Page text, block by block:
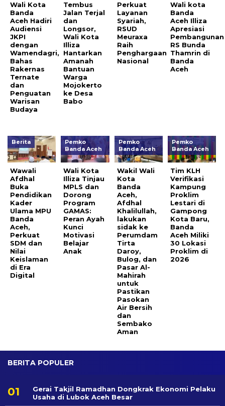
Wali Kota
Banda
Aceh Hadiri
Audiensi
JKPI
dengan
Wamendagri,
Bahas
Rakernas
Ternate
dan
Penguatan
Warisan
Budaya
Tembus
Jalan Terjal
dan
Longsor,
Wali Kota
Illiza
Hantarkan
Amanah
Bantuan
Warga
Mojokerto
ke Desa
Babo
Perkuat
Layanan
Syariah,
RSUD
Meuraxa
Raih
Penghargaan
Nasional
Wali kota
Banda
Aceh Illiza
Apresiasi
Pembangunan
RS Bunda
Thamrin di
Banda
Aceh
Berita
Wawali
Afdhal
Buka
Pendidikan
Kader
Ulama MPU
Banda
Aceh,
Perkuat
SDM dan
Nilai
Keislaman
di Era
Digital
Pemko
Banda Aceh
Wali Kota
Illiza Tinjau
MPLS dan
Dorong
Program
GAMAS:
Peran Ayah
Kunci
Motivasi
Belajar
Anak
Pemko
Banda Aceh
Wakil Wali
Kota
Banda
Aceh,
Afdhal
Khalilullah,
lakukan
sidak ke
Perumdam
Tirta
Daroy,
Bulog, dan
Pasar Al-
Mahirah
untuk
Pastikan
Pasokan
Air Bersih
dan
Sembako
Aman
Pemko
Banda Aceh
Tim KLH
Verifikasi
Kampung
Proklim
Lestari di
Gampong
Kota Baru,
Banda
Aceh Miliki
30 Lokasi
Proklim di
2026
BERITA POPULER
Gerai Takjil Ramadhan Dongkrak Ekonomi Pelaku
Usaha di Lubok Aceh Besar